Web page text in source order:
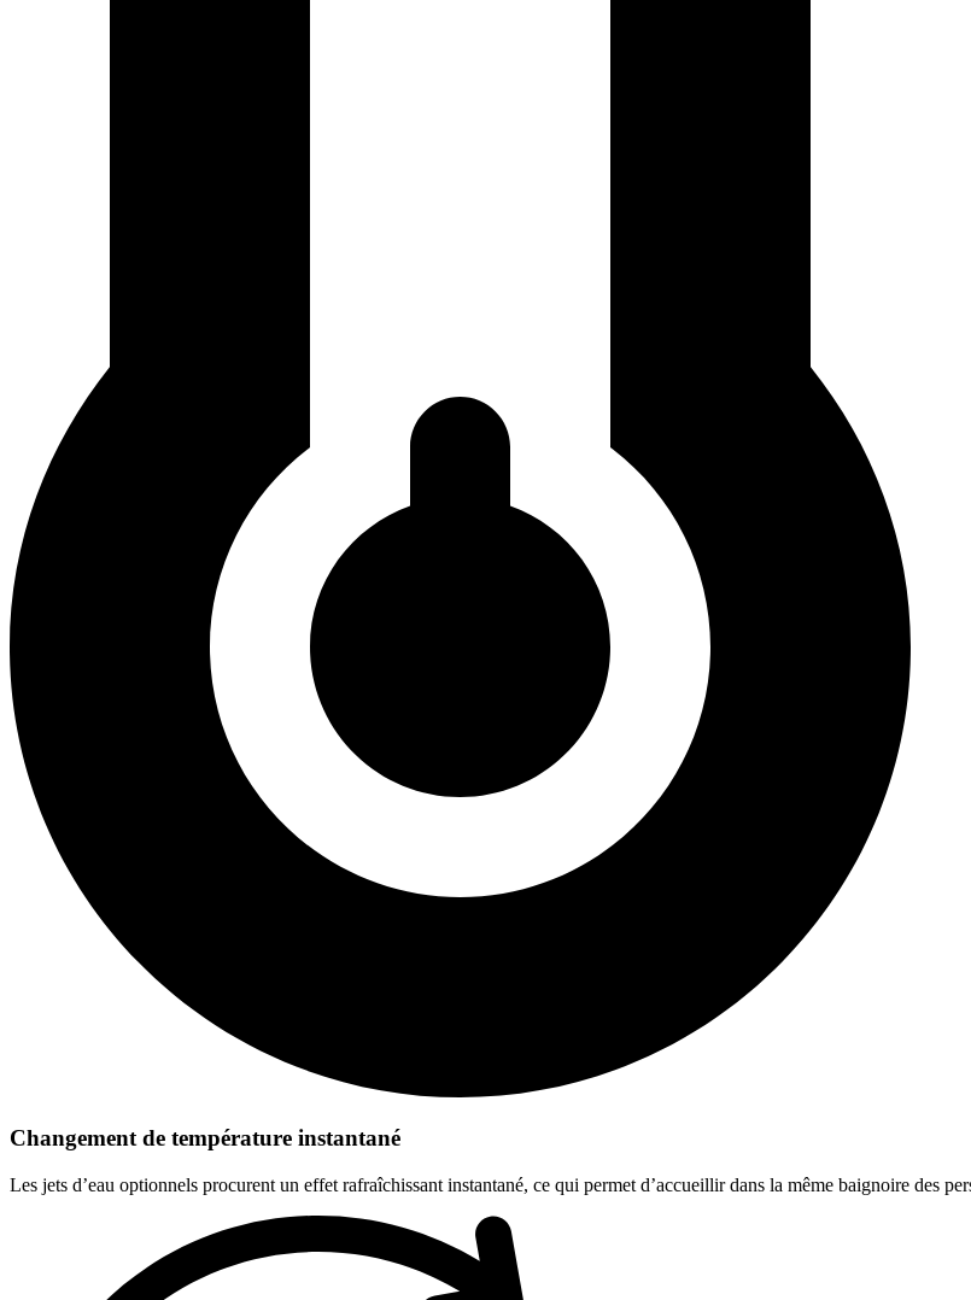
Changement de température instantané
Les jets d’eau optionnels procurent un effet rafraîchissant instantané, ce qui permet d’accueillir dans la même baignoire des